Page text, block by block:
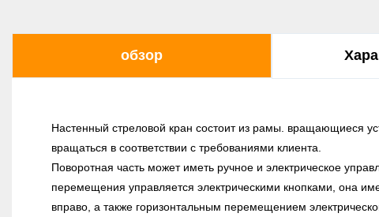
обзор
Настенный стреловой кран состоит из рамы. вращающиеся
вращаться в соответствии с требованиями клиента.
Поворотная часть может иметь ручное и электрическое
перемещения управляется электрическими кнопками, она
вправо, а также горизонтальным перемещением